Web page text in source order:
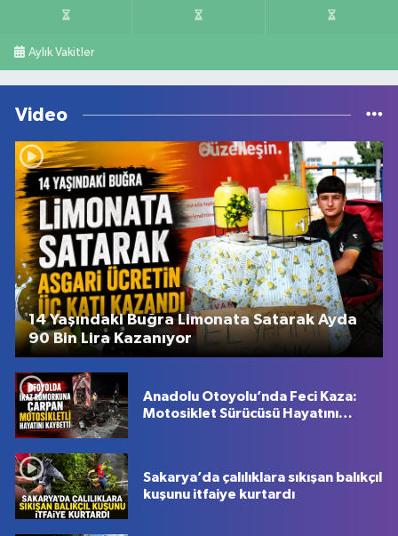
Aylık Vakitler
Video
14 Yaşındaki Buğra Limonata Satarak Ayda
90 Bin Lira Kazanıyor
Anadolu Otoyolu’nda Feci Kaza:
Motosiklet Sürücüsü Hayatını
Sakarya’da çalılıklara sıkışan balıkçıl
kuşunu itfaiye kurtardı